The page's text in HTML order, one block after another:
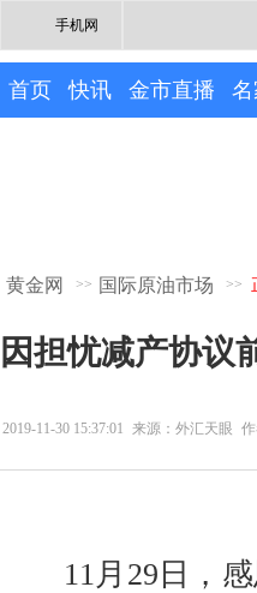
手机网
首页 快讯 金市直播 名
黄金网 >> 国际原油市场 >>
因担忧减产协议
2019-11-30 15:37:01 来源：外汇天眼
11月29日，感